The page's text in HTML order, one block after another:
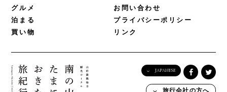
グルメ
泊まる
買い物
お問い合わせ
プライバシーポリシー
リンク
JAPANESE
English
旅行会社の方へ